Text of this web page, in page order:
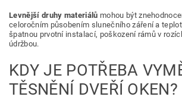
Levnější druhy materiálů mohou být
celoročním působením slunečního záření a
špatnou prvotní instalací, poškození rámů v
údržbou.
KDY JE POTŘEBA
TĚSNĚNÍ DVEŘÍ OKEN?